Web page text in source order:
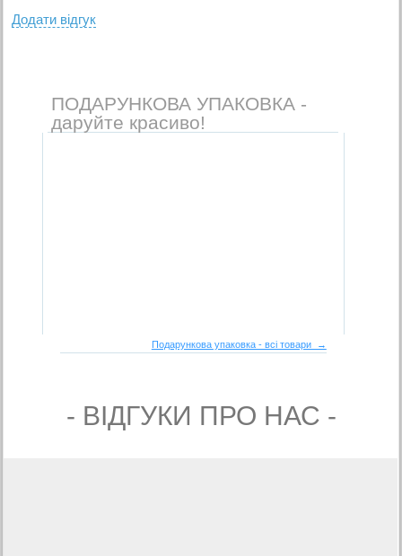
Додати вiдгук
ПОДАРУНКОВА УПАКОВКА -
даруйте красиво!
Подарункова упаковка - всі товари →
- ВIДГУКИ ПРО НАС -